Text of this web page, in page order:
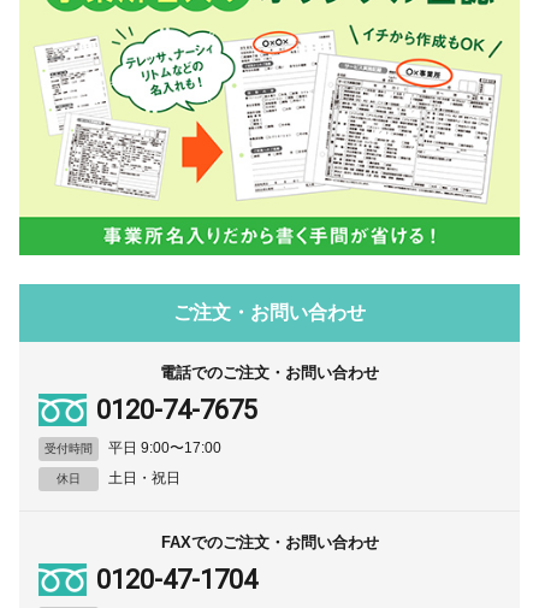
ご注文・お問い合わせ
電話でのご注文・お問い合わせ
0120-74-7675
受付時間 平日 9:00〜17:00
休日 土日・祝日
FAXでのご注文・お問い合わせ
0120-47-1704